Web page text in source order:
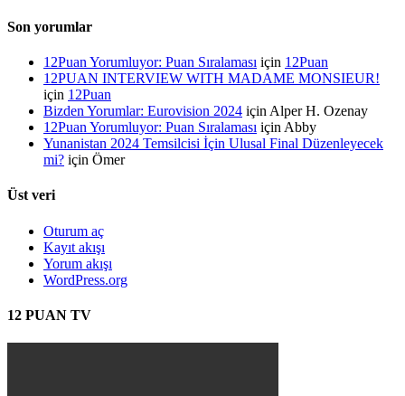
Son yorumlar
12Puan Yorumluyor: Puan Sıralaması için 12Puan
12PUAN INTERVIEW WITH MADAME MONSIEUR!
için 12Puan
Bizden Yorumlar: Eurovision 2024 için Alper H. Ozenay
12Puan Yorumluyor: Puan Sıralaması için Abby
Yunanistan 2024 Temsilcisi İçin Ulusal Final Düzenleyecek
mi? için Ömer
Üst veri
Oturum aç
Kayıt akışı
Yorum akışı
WordPress.org
12 PUAN TV